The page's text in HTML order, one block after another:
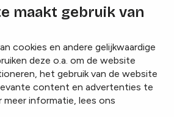
maakt gebruik van
cookies en andere gelijkwaardige
deze o.a. om de website
het gebruik van de website
content en advertenties te
meer informatie, lees ons
Festival Specials